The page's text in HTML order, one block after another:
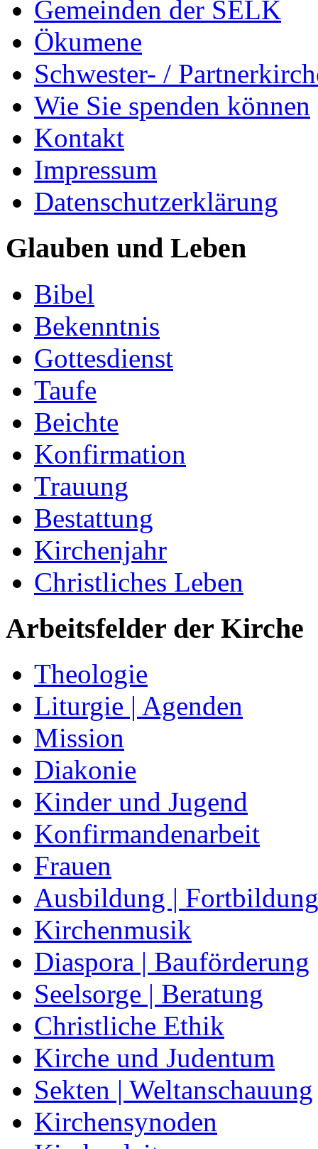
Gemeinden der SELK
Ökumene
Schwester- /
Wie Sie spenden können
Kontakt
Impressum
Datenschutzerklärung
Glauben und Leben
Bibel
Bekenntnis
Gottesdienst
Taufe
Beichte
Konfirmation
Trauung
Bestattung
Kirchenjahr
Christliches Leben
Arbeitsfelder der Kirche
Theologie
Liturgie | Agenden
Mission
Diakonie
Kinder und Jugend
Konfirmandenarbeit
Frauen
Ausbildung | Fortbildung
Kirchenmusik
Diaspora | Bauförderung
Seelsorge | Beratung
Christliche Ethik
Kirche und Judentum
Sekten | Weltanschauung
Kirchensynoden